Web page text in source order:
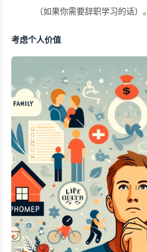
（如果你需要辞职学习的话）。
考虑个人价值